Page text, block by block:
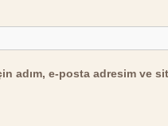
adım, e-posta adresim ve